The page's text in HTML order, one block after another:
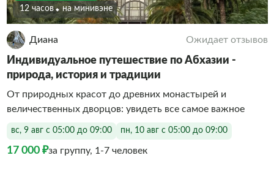
12 часов На минивэне
Диана Ожидает отзывов
Индивидуальное путешествие по Абхазии -
природа, история и традиции
От природных красот до древних монастырей и
величественных дворцов: увидеть все самое важное
вс, 9 авг с 05:00 до 09:00 пн, 10 авг с 05:00 до 09:00
17 000 ₽за группу, 1-7 человек